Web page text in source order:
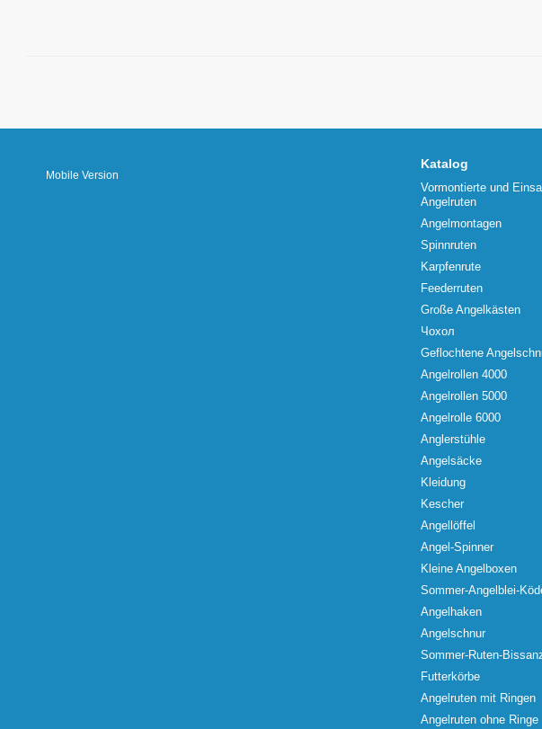
Mobile Version
Katalog
Vormontierte und
Angelruten
Angelmontagen
Spinnruten
Karpfenrute
Feederruten
Große Angelkästen
Чохол
Geflochtene
Angelrollen 4000
Angelrollen 5000
Angelrolle 6000
Anglerstühle
Angelsäcke
Kleidung
Kescher
Angellöffel
Angel-Spinner
Kleine Angelboxen
Sommer-Angelblei-
Angelhaken
Angelschnur
Sommer-Ruten-
Futterkörbe
Angelruten mit Ringen
Angelruten ohne Ringe